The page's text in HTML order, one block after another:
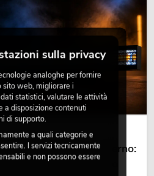
illuminotecnico moderno:
ad avere successo
sulla privacy
analoghe per fornire
web, migliorare i
statistici, valutare le attività
a disposizione contenuti
di supporto.
a quali categorie e
I servizi tecnicamente
e non possono essere